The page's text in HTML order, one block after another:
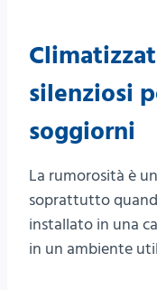
silenziosi
soggiorni
La rumorosità è
soprattutto
installato in una
in un ambiente